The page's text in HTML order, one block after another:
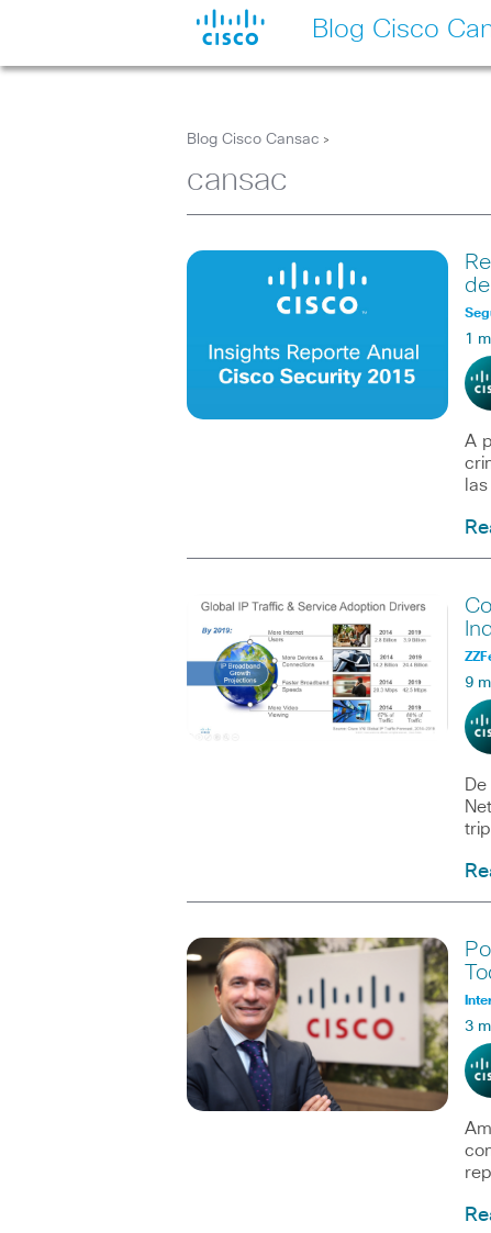
Blog Cisco
Blog Cisco Cansac >
cansac
1
A
las
9
3